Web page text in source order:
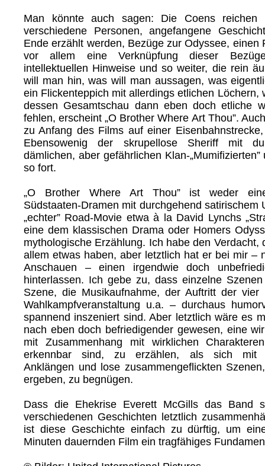
Man könnte auch sagen: Die Coens reichen
verschiedene Personen, angefangene
Ende erzählt werden, Bezüge zur Odyssee, einen
vor allem eine Verknüpfung dieser
intellektuellen Hinweise und so weiter, die rein
will man hin, was will man aussagen, was
ein Flickenteppich mit allerdings etlichen Löchern,
dessen Gesamtschau dann eben doch etliche
fehlen, erscheint „O Brother Where Art Thou”.
zu Anfang des Films auf einer
Ebensowenig der skrupellose Sheriff mit
dämlichen, aber gefährlichen Klan-
so fort.
„O Brother Where Art Thou” ist weder
Südstaaten-Dramen mit durchgehend satirischem
„echter” Road-Movie etwa à la David Lynchs
eine dem klassischen Drama oder Homers
mythologische Erzählung. Ich habe den Verdacht,
allem etwas haben, aber letztlich hat er bei mir –
Anschauen – einen irgendwie doch
hinterlassen. Ich gebe zu, dass einzelne
Szene, die Musikaufnahme, der Auftritt der vier
Wahlkampfveranstaltung u.a. – durchaus
spannend inszeniert sind. Aber letztlich wäre es
nach eben doch befriedigender gewesen, eine
mit Zusammenhang mit wirklichen
erkennbar sind, zu erzählen, als sich mit
Anklängen und lose zusammengeflickten
ergeben, zu begnügen.
Dass die Ehekrise Everett McGills das Band
verschiedenen Geschichten letztlich
ist diese Geschichte einfach zu dürftig, um
Minuten dauernden Film ein tragfähiges